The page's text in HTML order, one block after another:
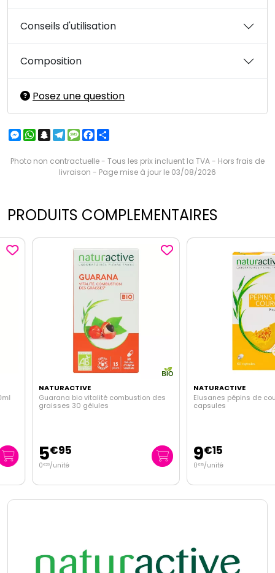
Conseils d'utilisation
Composition
Posez une question
Messenger
WhatsApp
Snapchat
Telegram
MessageFacebook
Photo non contractuelle - Tous les prix incluent la TVA - Hors frais de
livraison - Page mise à jour le 03/08/2026
PRODUITS COMPLEMENTAIRES
NATURACTIVE
Guarana bio vitalité combustion des
graisses 30 gélules
5 95
0 /unité
NATURACTIVE
Elusanes pépins de courge
capsules
9 15
0 /unité